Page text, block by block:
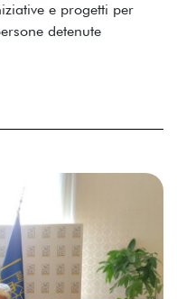
e progetti per
detenute